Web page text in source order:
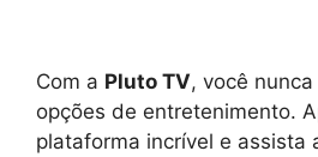
Com a Pluto TV, você
opções de entretenimento.
plataforma incrível e assista